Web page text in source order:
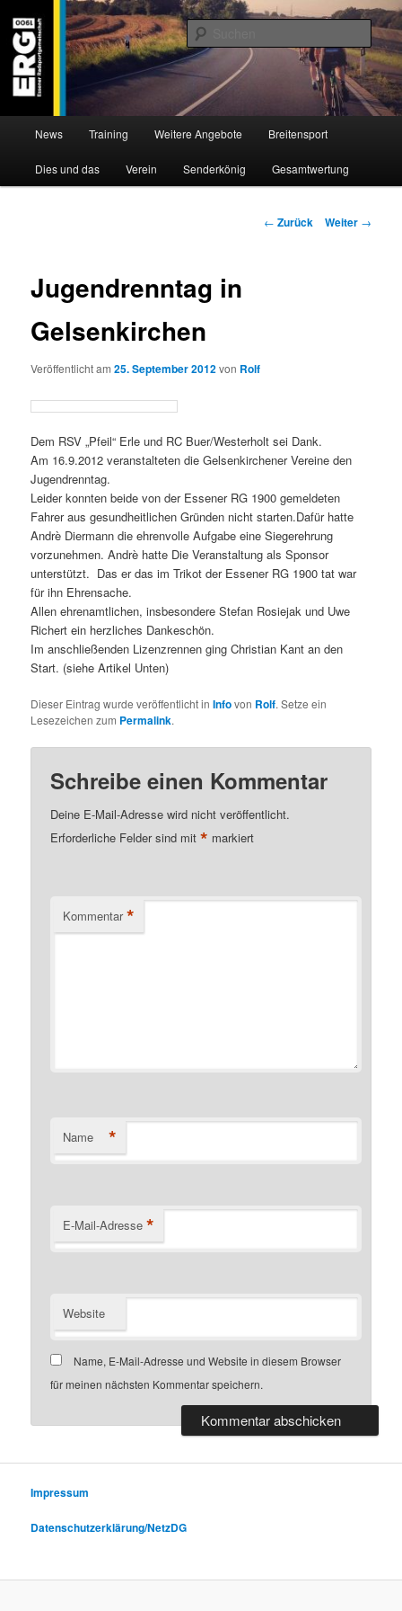
Inhalt
wechseln
ERG 1900 e.V
Willkommen bei der Essener Radsportgemeinschaft
News Training Weitere Angebote Breitensport
Dies und das Verein Senderkönig Gesamtwertung
Beitragsnavigation
← Zurück Weiter →
Jugendrenntag in
Gelsenkirchen
Veröffentlicht am25. September 2012von Rolf
Dem RSV „Pfeil“ Erle und RC Buer/Westerholt sei Dank.
Am 16.9.2012 veranstalteten die Gelsenkirchener Vereine den
Jugendrenntag.
Leider konnten beide von der Essener RG 1900 gemeldeten
Fahrer aus gesundheitlichen Gründen nicht starten.Dafür hatte
Andrè Diermann die ehrenvolle Aufgabe eine Siegerehrung
vorzunehmen. Andrè hatte Die Veranstaltung als Sponsor
unterstützt. Das er das im Trikot der Essener RG 1900 tat war
für ihn Ehrensache.
Allen ehrenamtlichen, insbesondere Stefan Rosiejak und Uwe
Richert ein herzliches Dankeschön.
Im anschließenden Lizenzrennen ging Christian Kant an den
Start. (siehe Artikel Unten)
Dieser Eintrag wurde veröffentlicht inInfovon Rolf. Setze ein
Lesezeichen zum Permalink.
Schreibe einen Kommentar
Deine E-Mail-Adresse wird nicht veröffentlicht.
Erforderliche Felder sind mit* markiert
Kommentar *
Name *
E-Mail-Adresse *
Website
Name, E-Mail-Adresse und Website in diesem Browser
für meinen nächsten Kommentar speichern.
Impressum
Datenschutzerklärung/NetzDG